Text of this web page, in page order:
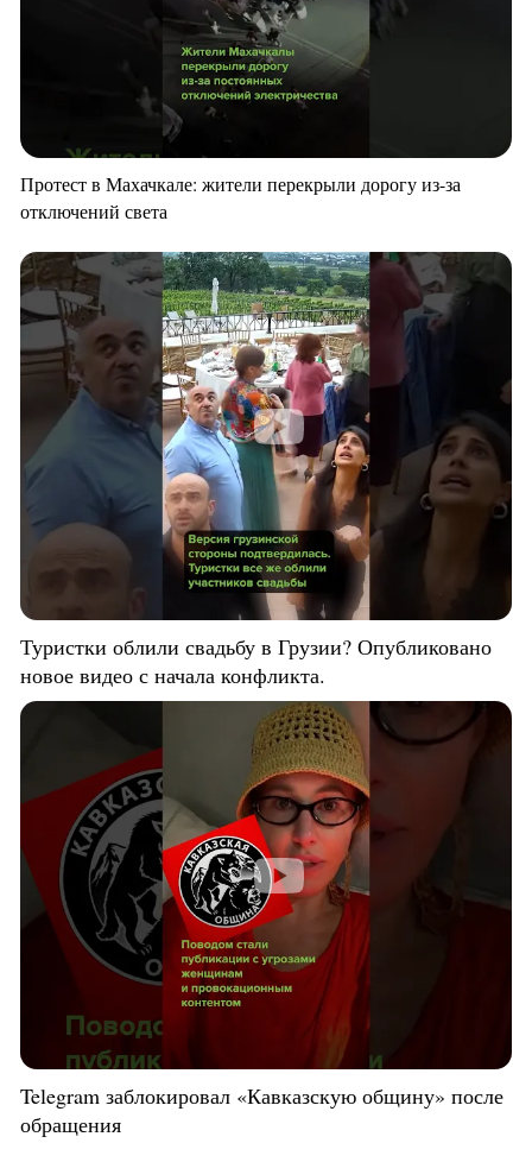
Протест в Махачкале: жители перекрыли дорогу из-за
отключений света
Туристки облили свадьбу в Грузии? Опубликовано
новое видео с начала конфликта.
Telegram заблокировал «Кавказскую общину» после
обращения